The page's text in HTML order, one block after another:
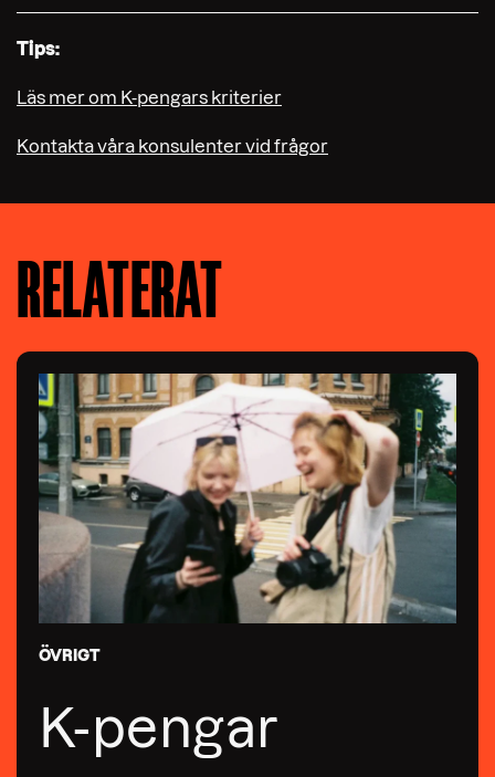
Tips:
Läs mer om K-pengars kriterier
Kontakta våra konsulenter vid frågor
RELATERAT
ÖVRIGT
K-pengar